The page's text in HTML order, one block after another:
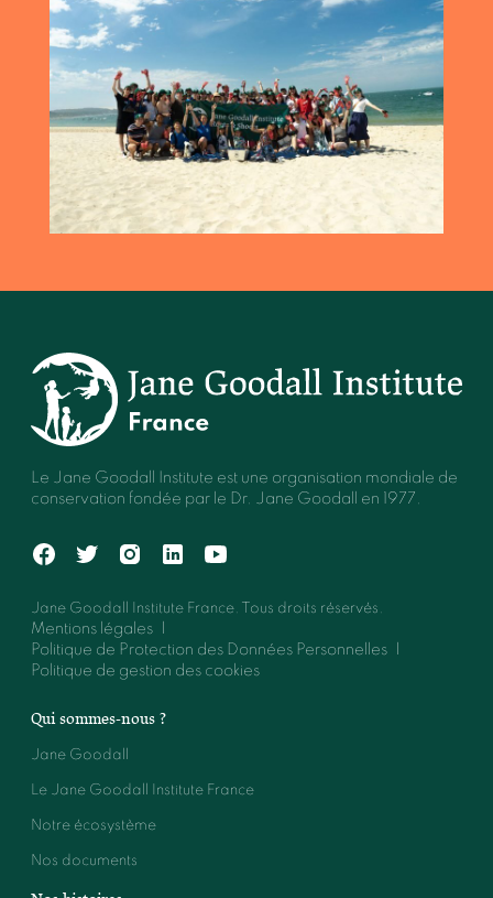
Le Jane Goodall Institute est une organisation mondiale de
conservation fondée par le Dr. Jane Goodall en 1977.
Jane Goodall Institute France. Tous droits réservés.
Mentions légales
Politique de Protection des Données Personnelles
Politique de gestion des cookies
Qui sommes-nous ?
Jane Goodall
Le Jane Goodall Institute France
Notre écosystème
Nos documents